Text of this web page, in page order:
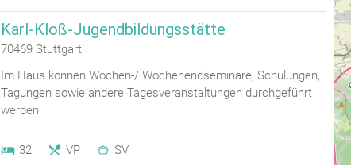
Karl-Kloß-Jugendbildungsstätte
70469 Stuttgart
Im Haus können Wochen-/ Wochenendseminare, Schulungen,
Tagungen sowie andere Tagesveranstaltungen durchgeführt
werden
32 VP SV